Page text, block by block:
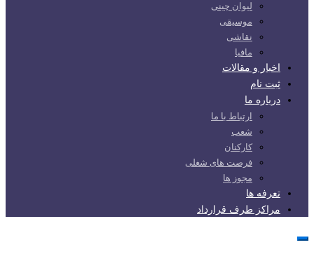
لیوان چینی
موسیقی
نقاشی
مافیا
اخبار و مقالات
ثبت نام
درباره ما
ارتباط با ما
شعب
کارکنان
فرصت های شغلی
مجوز ها
تعرفه ها
مراکز طرف قرارداد